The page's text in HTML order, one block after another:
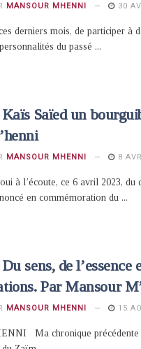
MANSOUR MHENNI 30
derniers mois, de participer à
du passé ...
Saïed un
MANSOUR MHENNI 8
à l’écoute, ce 6 avril 2023, du
en commémoration du ...
sens, de l’essence
Par Mansour
MANSOUR MHENNI 15
Ma chronique précédente